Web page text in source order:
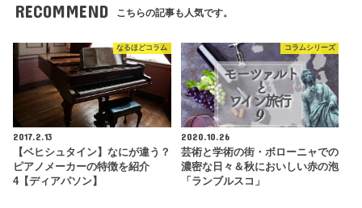
RECOMMEND こちらの記事も人気です。
なるほどコラム
2017.2.13
【ベヒシュタイン】なにが違う？
ピアノメーカーの特徴を紹介
4【ディアパソン】
コラムシリーズ
2020.10.26
芸術と学術の街・ボローニャでの
濃密な日々＆秋においしい赤の泡
「ランブルスコ」